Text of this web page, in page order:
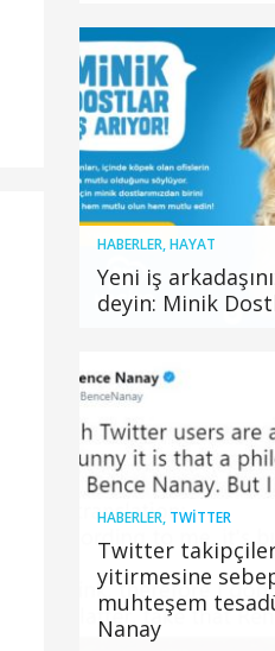
HABERLER,HAYAT
Yeni iş
deyin: Minik
HABERLER, TWITTER
Twitter
yitirmesine
muhteşem
Nanay